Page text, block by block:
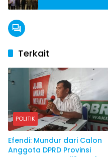
Terkait
POLITIK
Efendi: Mundur dari Calon
Anggota DPRD Provinsi